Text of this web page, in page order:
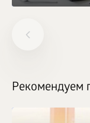
Рекомендуем